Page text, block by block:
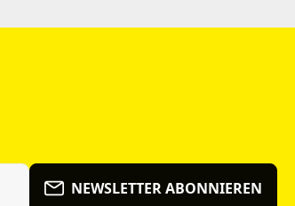
NEWSLETTER ABONNIEREN